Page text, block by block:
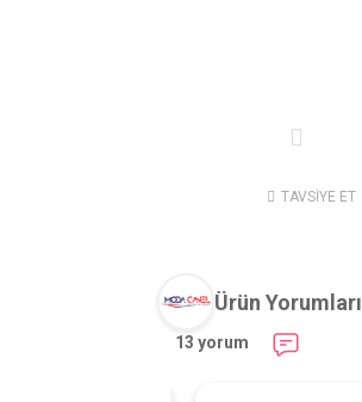
TAVSİYE ET
Ürün Yorumları
13 yorum